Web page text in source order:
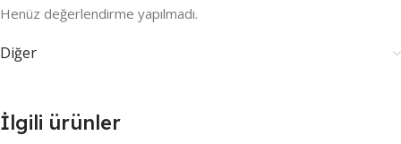
Henüz değerlendirme yapılmadı.
Diğer
İlgili ürünler